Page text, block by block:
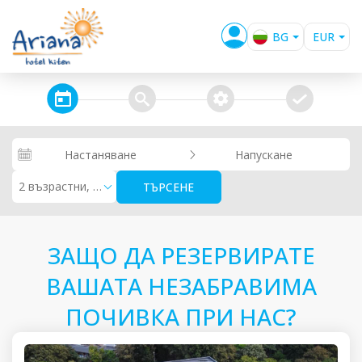
BG
EUR
RON
KZT
steps_calendar search extra_services confirm
Настаняване Напускане
2 възрастни, 0 деца ТЪРСЕНЕ
ЗАЩО ДА РЕЗЕРВИРАТЕ
ВАШАТА НЕЗАБРАВИМА
ПОЧИВКА ПРИ НАС?